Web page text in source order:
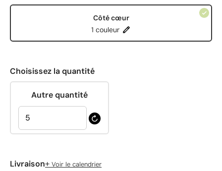
Côté cœur
1 couleur
Choisissez la quantité
Autre quantité
Livraison+ Voir le calendrier